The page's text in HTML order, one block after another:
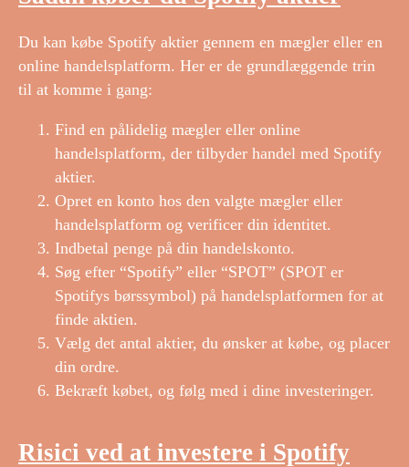
Du kan købe Spotify aktier gennem en mægler eller en
online handelsplatform. Her er de grundlæggende trin
til at komme i gang:
Find en pålidelig mægler eller online
handelsplatform, der tilbyder handel med Spotify
aktier.
Opret en konto hos den valgte mægler eller
handelsplatform og verificer din identitet.
Indbetal penge på din handelskonto.
Søg efter “Spotify” eller “SPOT” (SPOT er
Spotifys børssymbol) på handelsplatformen for at
finde aktien.
Vælg det antal aktier, du ønsker at købe, og placer
din ordre.
Bekræft købet, og følg med i dine investeringer.
Risici ved at investere i Spotify